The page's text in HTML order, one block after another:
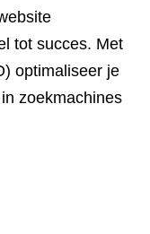
tot succes. Met
optimaliseer je
zoekmachines